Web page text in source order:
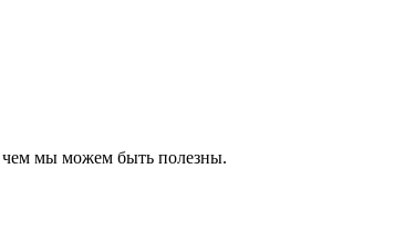
чем мы можем быть полезны.